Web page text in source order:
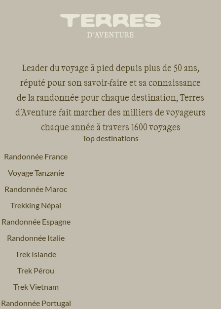
Leader du voyage à pied depuis plus de 50 ans,
réputé pour son savoir-faire et sa connaissance
de la randonnée pour chaque destination, Terres
d'Aventure fait marcher des milliers de voyageurs
chaque année à travers 1600 voyages
Top destinations
Randonnée France
Voyage Tanzanie
Randonnée Maroc
Trekking Népal
Randonnée Espagne
Randonnée Italie
Trek Islande
Trek Pérou
Trek Vietnam
Randonnée Portugal